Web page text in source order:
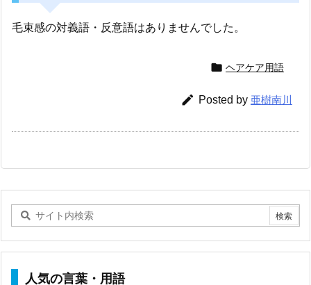
毛束感の対義語・反意語はありませんでした。
 ヘアケア用語
 Posted by 亜樹南川
人気の言葉・用語